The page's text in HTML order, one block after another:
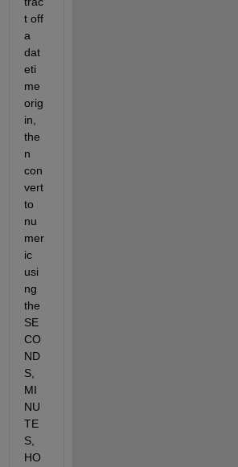
t off
a
dat
eti
me
orig
in,
the
n
con
vert
to
nu
mer
ic
usi
ng
the
SE
CO
ND
S,
MI
NU
TE
S,
HO